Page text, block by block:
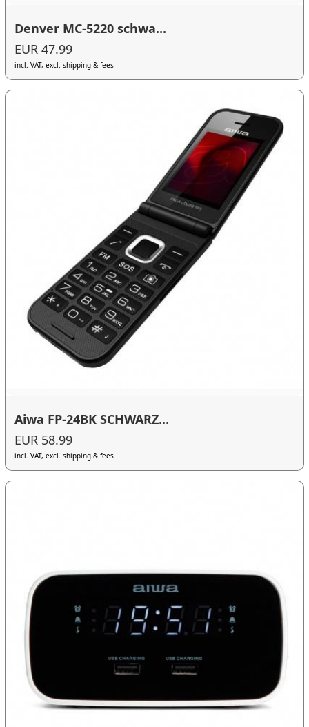
Denver MC-5220 schwa...
EUR 47.99
incl. VAT, excl. shipping & fees
Aiwa FP-24BK SCHWARZ...
EUR 58.99
incl. VAT, excl. shipping & fees